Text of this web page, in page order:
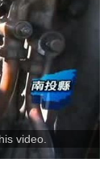
video.